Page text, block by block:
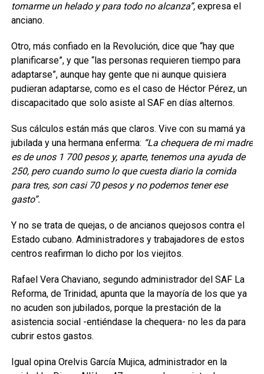
tomarme un helado y para todo no alcanza”,expresa el
anciano.
Otro, más confiado en la Revolución, dice que “hay que
planificarse”, y que “las personas requieren tiempo para
adaptarse”, aunque hay gente que ni aunque quisiera
pudieran adaptarse, como es el caso de Héctor Pérez, un
discapacitado que solo asiste al SAF en días alternos.
Sus cálculos están más que claros. Vive con su mamá ya
jubilada y una hermana enferma: “La chequera de mi madre
es de unos 1 700 pesos y, aparte, tenemos una ayuda de
250, pero cuando sumo lo que cuesta diario la comida
para tres, son casi 70 pesos y no podemos tener ese
gasto”.
Y no se trata de quejas, o de ancianos quejosos contra el
Estado cubano. Administradores y trabajadores de estos
centros reafirman lo dicho por los viejitos.
Rafael Vera Chaviano, segundo administrador del SAF La
Reforma, de Trinidad, apunta que la mayoría de los que ya
no acuden son jubilados, porque la prestación de la
asistencia social -entiéndase la chequera- no les da para
cubrir estos gastos.
Igual opina Orelvis García Mujica, administrador en la